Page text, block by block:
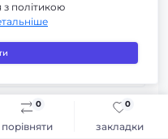
порівняти
0
закладки
0
До кошика
з
з політикою